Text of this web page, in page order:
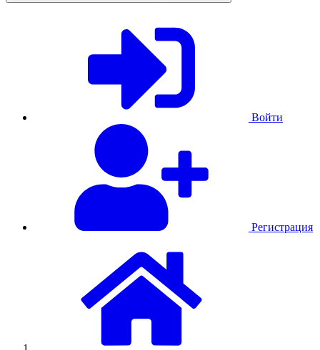
Войти
Регистрация